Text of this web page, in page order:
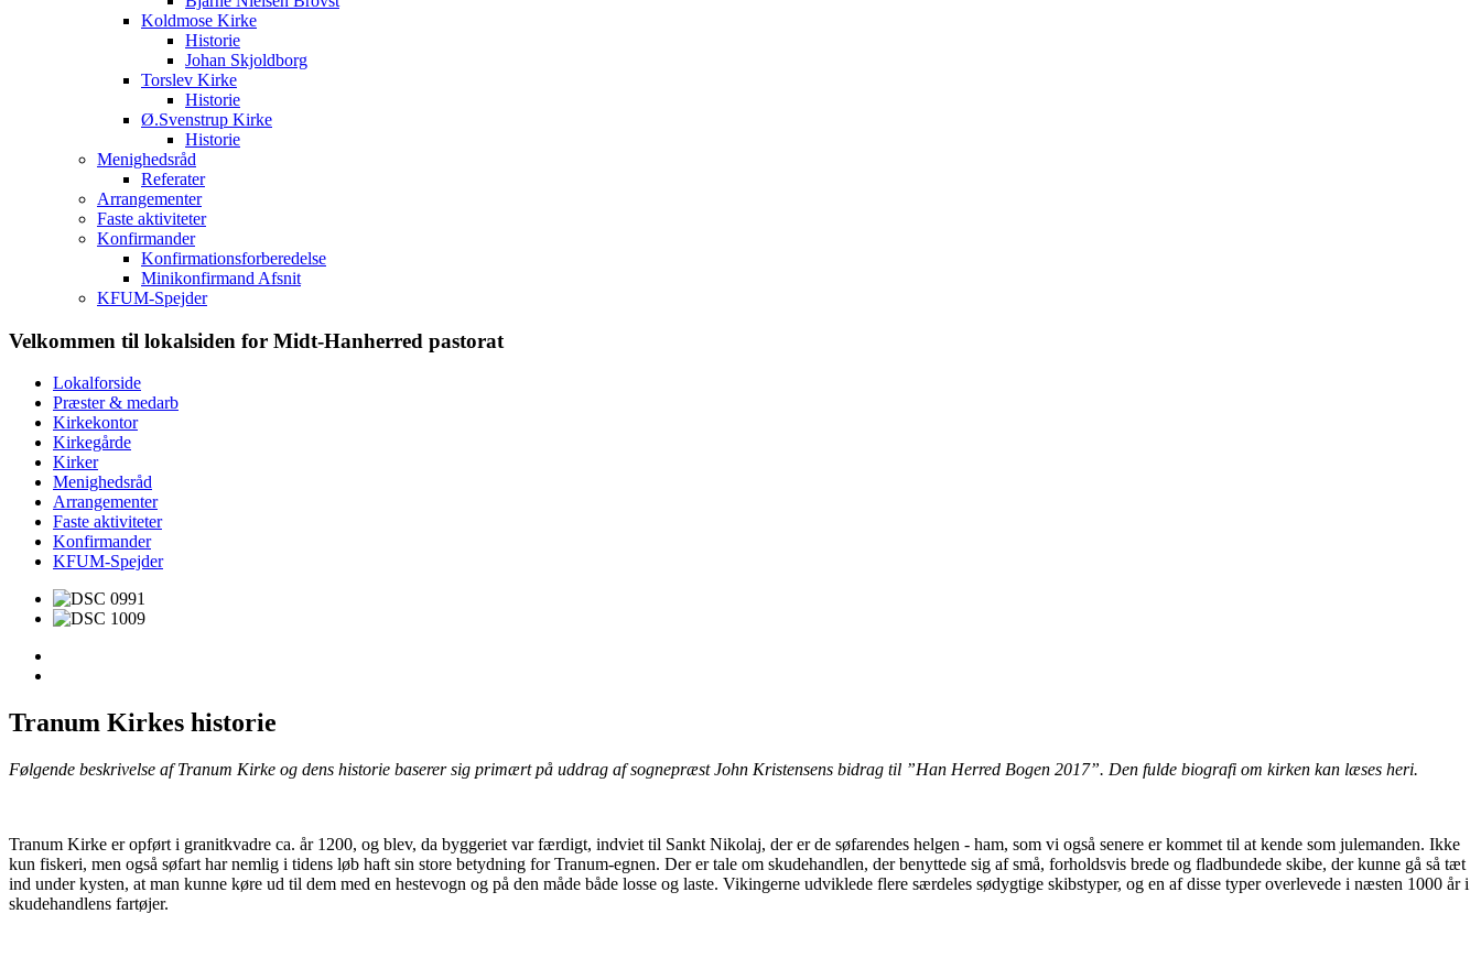
Koldmose Kirke
Historie
Johan Skjoldborg
Torslev Kirke
Historie
Ø.Svenstrup Kirke
Historie
Menighedsråd
Referater
Arrangementer
Faste aktiviteter
Konfirmander
Konfirmationsforberedelse
Minikonfirmand Afsnit
KFUM-Spejder
Velkommen til lokalsiden for Midt-Hanherred pastorat
Lokalforside
Præster & medarb
Kirkekontor
Kirkegårde
Kirker
Menighedsråd
Arrangementer
Faste aktiviteter
Konfirmander
KFUM-Spejder
Tranum Kirkes historie
Følgende beskrivelse af Tranum Kirke og dens historie baserer sig primært på uddrag af sognepræst John Kristensens bidrag til ”Han Herred Bogen 2017”. Den fulde biografi om kirken kan læses heri.
Tranum Kirke er opført i granitkvadre ca. år 1200, og blev, da byggeriet var færdigt, indviet til Sankt Nikolaj, der er de søfarendes helgen - ham, som vi også senere er kommet til at kende som julemanden. Ikke
kun fiskeri, men også søfart har nemlig i tidens løb haft sin store betydning for Tranum-egnen. Der er tale om skudehandlen, der benyttede sig af små, forholdsvis brede og fladbundede skibe, der kunne gå så tæt
ind under kysten, at man kunne køre ud til dem med en hestevogn og på den måde både losse og laste. Vikingerne udviklede flere særdeles sødygtige skibstyper, og en af disse typer overlevede i næsten 1000 år i
skudehandlens fartøjer.